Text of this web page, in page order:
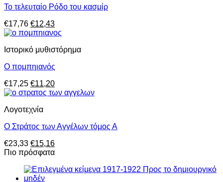
Το τελευταίο Ρόδο του κασμίρ
€17,76 Original
price
€17,76.
€12,43Η
τρέχουσα
είναι:
Ιστορικό μυθιστόρημα
Ο πομπηιανός
€17,25 Original
price
€17,25.
€11,20Η
τρέχουσα
Λογοτεχνία
Ο Στράτος των Αγγέλων τόμος Α
€23,33 Original
price
€23,33.
€15,16Η
τρέχουσα
είναι:
Πιο πρόσφατα